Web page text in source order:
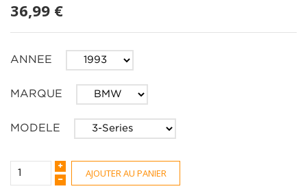
36,99 €
ANNEE
MARQUE
MODELE
AJOUTER AU PANIER